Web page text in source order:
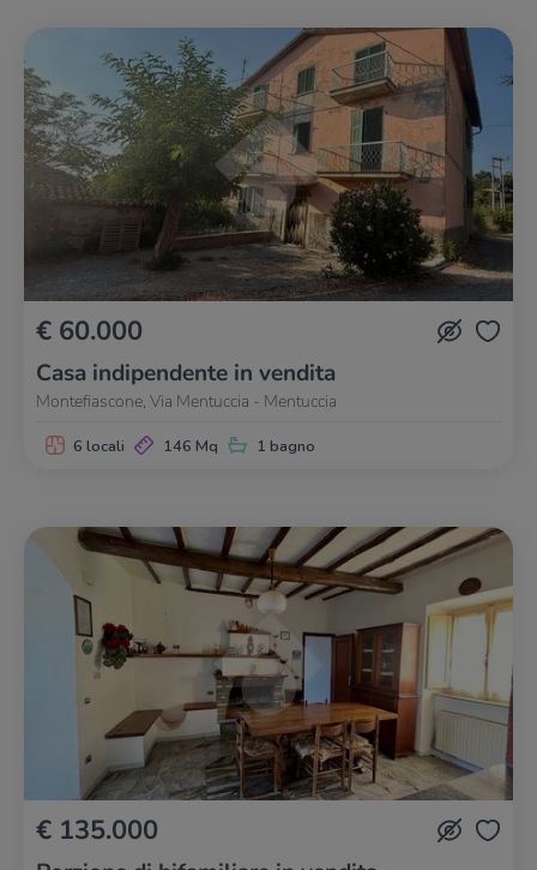
€ 60.000
Casa indipendente in vendita
Montefiascone, Via Mentuccia - Mentuccia
6 locali 146 Mq 1 bagno
€ 135.000